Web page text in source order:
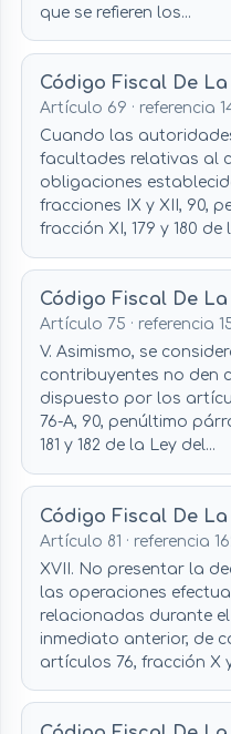
que se refieren los...
Código Fiscal De
Artículo 69 · referencia
Cuando las
facultades relativas al
obligaciones
fracciones IX y XII, 90,
fracción XI, 179 y 180 de
Código Fiscal De
Artículo 75 · referencia
V. Asimismo, se
contribuyentes no den
dispuesto por los
76-A, 90, penúltimo
181 y 182 de la Ley del...
Código Fiscal De
Artículo 81 · referencia
XVII. No presentar la
las operaciones
relacionadas durante
inmediato anterior, de
artículos 76, fracción X y